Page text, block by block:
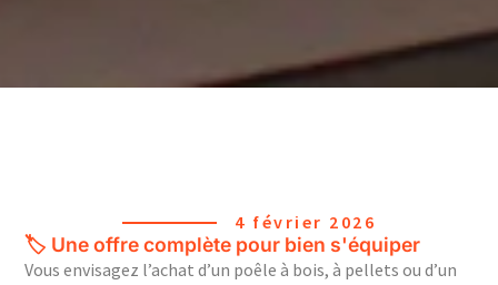
4 février 2026
🏷️ Une offre complète pour bien s'équiper
Vous envisagez l’achat d’un poêle à bois, à pellets ou d’un